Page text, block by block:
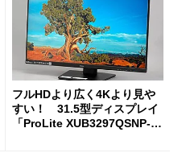
フルHDより広く4Kより見や
すい！ 31.5型ディスプレイ
「ProLite XUB3297QSNP-B